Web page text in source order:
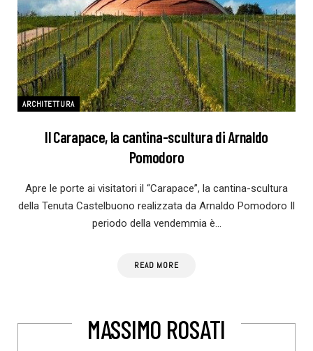
ARCHITETTURA
Il Carapace, la cantina-scultura di Arnaldo
Pomodoro
Apre le porte ai visitatori il “Carapace”, la cantina-scultura
della Tenuta Castelbuono realizzata da Arnaldo Pomodoro Il
periodo della vendemmia è…
READ MORE
MASSIMO ROSATI